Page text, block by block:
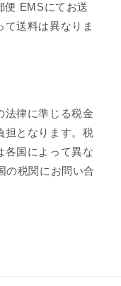
便 EMSにてお送
て送料は異なりま
法律に準じる税金
担となります。税
各国によって異な
の税関にお問い合